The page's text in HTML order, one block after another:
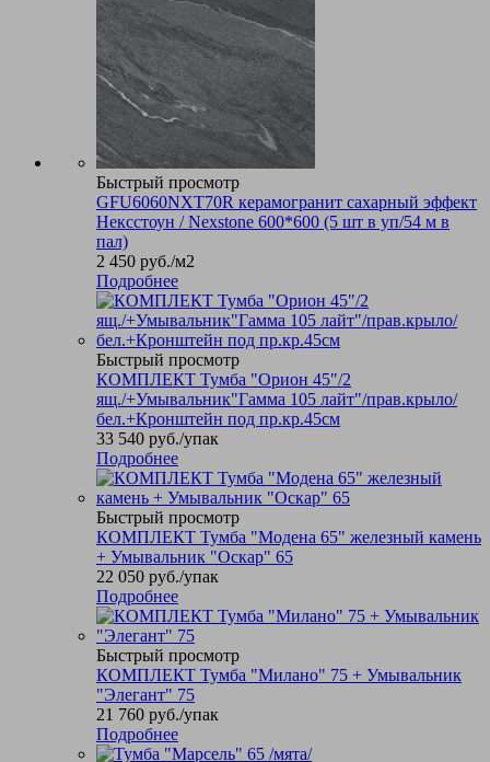
Быстрый просмотр
GFU6060NXT70R керамогранит сахарный эффект
Нексстоун / Nexstone 600*600 (5 шт в уп/54 м в
пал)
2 450 руб./м2
Подробнее
Быстрый просмотр
КОМПЛЕКТ Тумба "Орион 45"/2
ящ./+Умывальник"Гамма 105 лайт"/прав.крыло/
бел.+Кронштейн под пр.кр.45см
33 540 руб./упак
Подробнее
Быстрый просмотр
КОМПЛЕКТ Тумба "Модена 65" железный камень
+ Умывальник "Оскар" 65
22 050 руб./упак
Подробнее
Быстрый просмотр
КОМПЛЕКТ Тумба "Милано" 75 + Умывальник
"Элегант" 75
21 760 руб./упак
Подробнее